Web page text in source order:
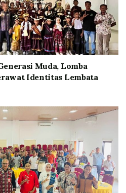
Muda, Lomba
Identitas Lembata